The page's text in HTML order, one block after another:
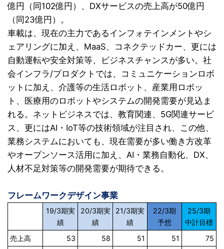
億円（同102億円）、DXサービスの売上高が50億円
（同23億円）。
車載は、現在の主力であるインフォテインメントやシ
ェアリングに加え、MaaS、コネクテッドカー、更には
自動運転や安全対策等、ビジネスチャンスが多い。社
会インフラ/プロダクトでは、コミュニケーションロボ
ットに加え、介護等の生活ロボット、産業用ロボッ
ト、医療用のロボットやシステムの開発需要が見込ま
れる。ネットビジネスでは、教育関連、5G関連サービ
ス、更にはAI・IoT等の技術領域が注目され、この他、
業務システムにおいても、現在需要が多い働き方改革
やオープンソース活用に加え、AI・業務自動化、DX、
人材不足対策等の開発需要が期待できる。
フレームワークデザイン事業
19/3期実
績
20/3期実
績
21/3期実
績
22/3期
予想
25/3期
中計目標
売上高
53 58 51 51
75